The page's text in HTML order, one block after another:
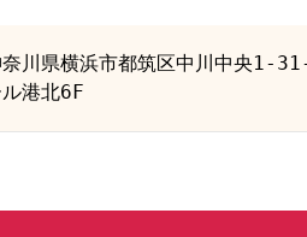
川県横浜市都筑区中川中央1-
港北6F